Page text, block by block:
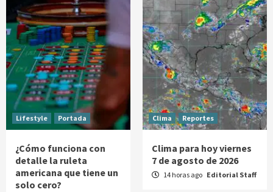
Lifestyle Portada
¿Cómo funciona con
detalle la ruleta
americana que tiene un
solo cero?
Clima Reportes
Clima para hoy viernes
7 de agosto de 2026
14 horas ago Editorial Staff